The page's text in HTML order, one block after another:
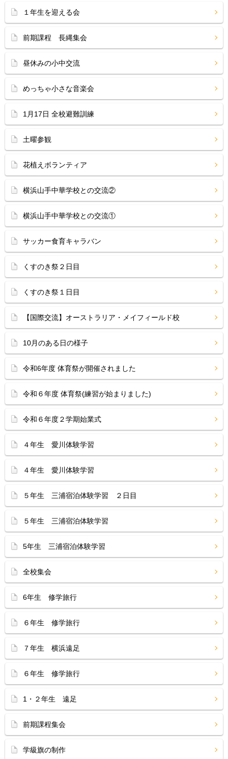
１年生を迎える会
前期課程 長縄集会
昼休みの小中交流
めっちゃ小さな音楽会
1月17日 全校避難訓練
土曜参観
花植えボランティア
横浜山手中華学校との交流②
横浜山手中華学校との交流①
サッカー食育キャラバン
くすのき祭２日目
くすのき祭１日目
【国際交流】オーストラリア・メイフィールド校
10月のある日の様子
令和6年度 体育祭が開催されました
令和６年度 体育祭(練習が始まりました)
令和６年度２学期始業式
４年生 愛川体験学習
４年生 愛川体験学習
５年生 三浦宿泊体験学習 ２日目
５年生 三浦宿泊体験学習
5年生 三浦宿泊体験学習
全校集会
6年生 修学旅行
６年生 修学旅行
７年生 横浜遠足
６年生 修学旅行
1・２年生 遠足
前期課程集会
学級旗の制作